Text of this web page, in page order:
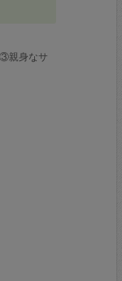
親身なサ